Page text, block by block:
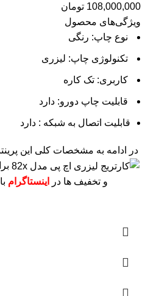
108,000,000 تومان
ویژگی‌های محصول
نوع چاپ: رنگی
تکنولوژی چاپ: لیزری
کاربری: تک کاره
قابلیت چاپ دورو: دارد
قابلیت اتصال به شبکه : دارد
در ادامه به مشخصات کلی این
و تخفیف ها در
اینستاگرام